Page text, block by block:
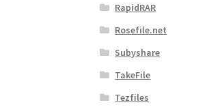
RapidRAR
Rosefile.net
Subyshare
TakeFile
Tezfiles